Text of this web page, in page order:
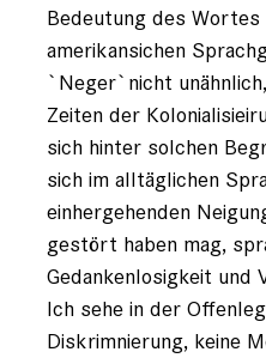
Bedeutung des
amerikansichen
`Neger`nicht
Zeiten der
sich hinter solchen
sich im alltäglichen
einhergehenden
gestört haben mag,
Gedankenlosigkeit und
Ich sehe in der
Diskrimnierung, keine